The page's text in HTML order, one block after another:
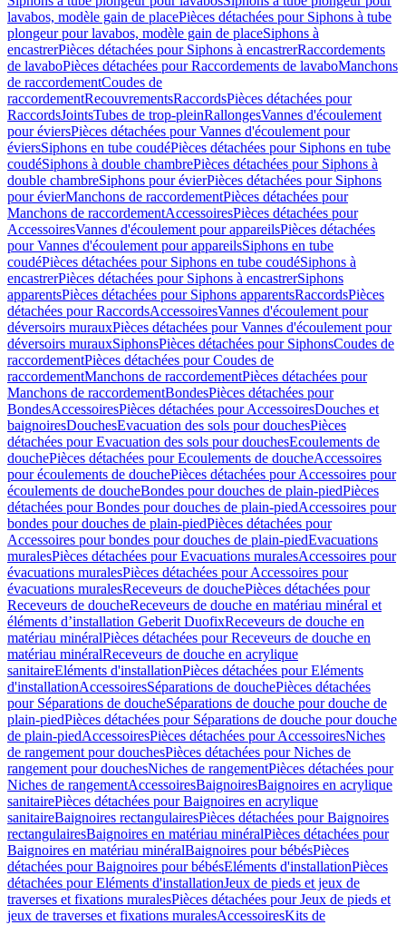
lavabos, modèle gain de placePièces détachées pour Siphons à tube
plongeur pour lavabos, modèle gain de placeSiphons à
encastrerPièces détachées pour Siphons à encastrerRaccordements
de lavaboPièces détachées pour Raccordements de lavaboManchons
de raccordementCoudes de
raccordementRecouvrementsRaccordsPièces détachées pour
RaccordsJointsTubes de trop-pleinRallongesVannes d'écoulement
pour éviersPièces détachées pour Vannes d'écoulement pour
éviersSiphons en tube coudéPièces détachées pour Siphons en tube
coudéSiphons à double chambrePièces détachées pour Siphons à
double chambreSiphons pour évierPièces détachées pour Siphons
pour évierManchons de raccordementPièces détachées pour
Manchons de raccordementAccessoiresPièces détachées pour
AccessoiresVannes d'écoulement pour appareilsPièces détachées
pour Vannes d'écoulement pour appareilsSiphons en tube
coudéPièces détachées pour Siphons en tube coudéSiphons à
encastrerPièces détachées pour Siphons à encastrerSiphons
apparentsPièces détachées pour Siphons apparentsRaccordsPièces
détachées pour RaccordsAccessoiresVannes d'écoulement pour
déversoirs murauxPièces détachées pour Vannes d'écoulement pour
déversoirs murauxSiphonsPièces détachées pour SiphonsCoudes de
raccordementPièces détachées pour Coudes de
raccordementManchons de raccordementPièces détachées pour
Manchons de raccordementBondesPièces détachées pour
BondesAccessoiresPièces détachées pour AccessoiresDouches et
baignoiresDouchesEvacuation des sols pour douchesPièces
détachées pour Evacuation des sols pour douchesEcoulements de
douchePièces détachées pour Ecoulements de doucheAccessoires
pour écoulements de douchePièces détachées pour Accessoires pour
écoulements de doucheBondes pour douches de plain-piedPièces
détachées pour Bondes pour douches de plain-piedAccessoires pour
bondes pour douches de plain-piedPièces détachées pour
Accessoires pour bondes pour douches de plain-piedEvacuations
muralesPièces détachées pour Evacuations muralesAccessoires pour
évacuations muralesPièces détachées pour Accessoires pour
évacuations muralesReceveurs de douchePièces détachées pour
Receveurs de doucheReceveurs de douche en matériau minéral et
éléments d’installation Geberit DuofixReceveurs de douche en
matériau minéralPièces détachées pour Receveurs de douche en
matériau minéralReceveurs de douche en acrylique
sanitaireEléments d'installationPièces détachées pour Eléments
d'installationAccessoiresSéparations de douchePièces détachées
pour Séparations de doucheSéparations de douche pour douche de
plain-piedPièces détachées pour Séparations de douche pour douche
de plain-piedAccessoiresPièces détachées pour AccessoiresNiches
de rangement pour douchesPièces détachées pour Niches de
rangement pour douchesNiches de rangementPièces détachées pour
Niches de rangementAccessoiresBaignoiresBaignoires en acrylique
sanitairePièces détachées pour Baignoires en acrylique
sanitaireBaignoires rectangulairesPièces détachées pour Baignoires
rectangulairesBaignoires en matériau minéralPièces détachées pour
Baignoires en matériau minéralBaignoires pour bébésPièces
détachées pour Baignoires pour bébésEléments d'installationPièces
détachées pour Eléments d'installationJeux de pieds et jeux de
traverses et fixations muralesPièces détachées pour Jeux de pieds et
jeux de traverses et fixations muralesAccessoiresKits de